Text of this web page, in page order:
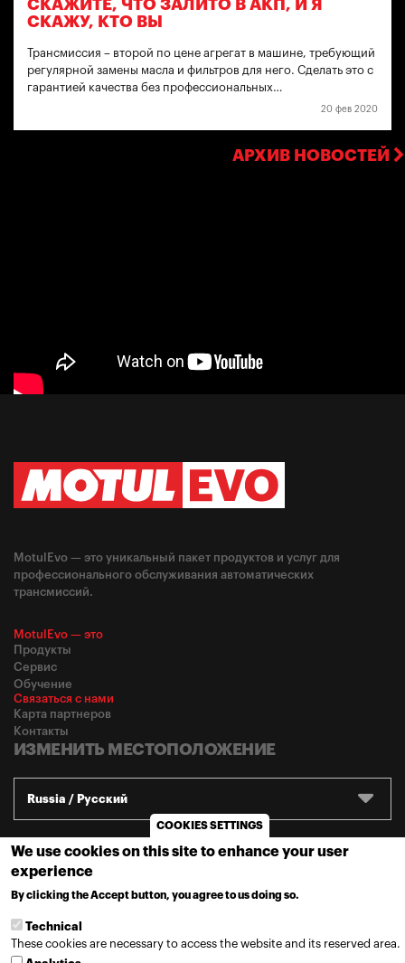
СКАЖИТЕ, ЧТО ЗАЛИТО В АКП, И Я
СКАЖУ, КТО ВЫ
Трансмиссия – второй по цене агрегат в машине, требующий
регулярной замены масла и фильтров для него. Сделать это с
гарантией качества без профессиональных…
20 фев 2020
АРХИВ НОВОСТЕЙ
MotulEvo — это уникальный пакет продуктов и услуг для
профессионального обслуживания автоматических
трансмиссий.
MotulEvo — это
Продукты
Сервис
Обучение
Связаться с нами
Карта партнеров
Контакты
ИЗМЕНИТЬ МЕСТОПОЛОЖЕНИЕ
Russia / Русский
© 2022Motul-Политика конфиденциальности
COOKIES SETTINGS
We use cookies on this site to enhance your user
experience
By clicking the Accept button, you agree to us doing so.
Technical
These cookies are necessary to access the website and its reserved area.